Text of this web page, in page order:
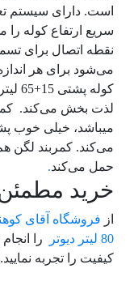
است. دارای سیستم
سریع ارتفاع کوله را
نقطه اتصال برای
می‌شود برای هر
لذت بخش می‌کند.
میباشد، خیلی خوب
می‌کند. کمربند لگن
حمل می‌کند.
خرید
از فروشگاه آقای
80 لیتر دیوتر
را
کیفیت را تجربه نمایید.